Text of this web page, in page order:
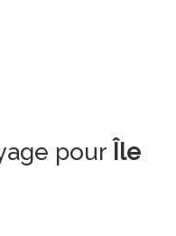
pour Île